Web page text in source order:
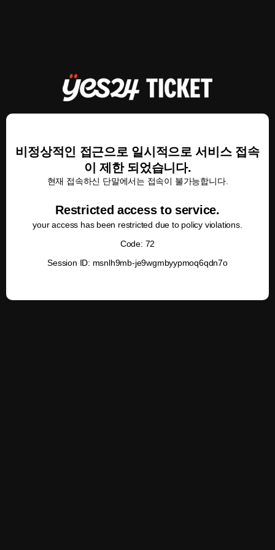
비정상적인 접근으로 일시적으로 서비스 접속
이 제한 되었습니다.
현재 접속하신 단말에서는 접속이 불가능합니다.
Restricted access to service.
your access has been restricted due to policy violations.
Code: 72
Session ID: msnlh9mb-je9wgmbyypmoq6qdn7o